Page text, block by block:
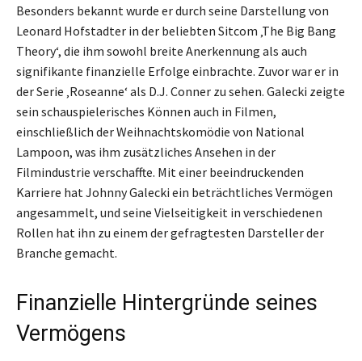
Besonders bekannt wurde er durch seine Darstellung von
Leonard Hofstadter in der beliebten Sitcom ‚The Big Bang
Theory‘, die ihm sowohl breite Anerkennung als auch
signifikante finanzielle Erfolge einbrachte. Zuvor war er in
der Serie ‚Roseanne‘ als D.J. Conner zu sehen. Galecki zeigte
sein schauspielerisches Können auch in Filmen,
einschließlich der Weihnachtskomödie von National
Lampoon, was ihm zusätzliches Ansehen in der
Filmindustrie verschaffte. Mit einer beeindruckenden
Karriere hat Johnny Galecki ein beträchtliches Vermögen
angesammelt, und seine Vielseitigkeit in verschiedenen
Rollen hat ihn zu einem der gefragtesten Darsteller der
Branche gemacht.
Finanzielle Hintergründe seines
Vermögens